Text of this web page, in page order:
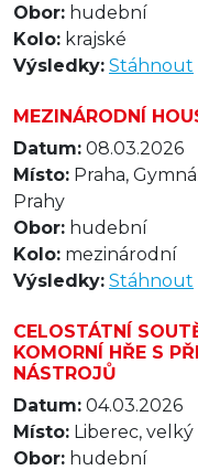
Obor: hudební
Kolo: krajské
Výsledky: Stáhnout
MEZINÁRODNÍ
Datum: 08.03.2026
Místo: Praha,
Prahy
Obor: hudební
Kolo: mezinárodní
Výsledky: Stáhnout
CELOSTÁTNÍ
KOMORNÍ HŘE S
NÁSTROJŮ
Datum: 04.03.2026
Místo: Liberec, velký
Obor: hudební